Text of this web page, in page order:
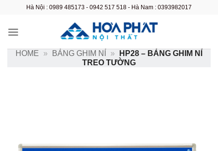
nội
Hà Nội : 0989 485173 - 0942 517 518 - Hà Nam : 0393982017
HOME » BẢNG GHIM NỈ »
HP28 – BẢNG GHIM NỈ
TREO TƯỜNG